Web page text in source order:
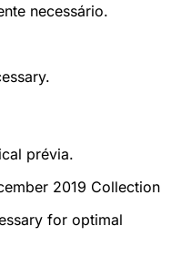
necessário.
prévia.
2019 Collection
for optimal